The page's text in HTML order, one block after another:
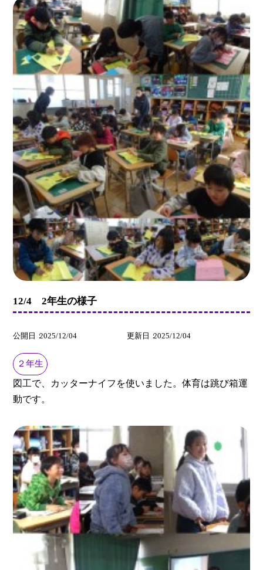
12/4 2年生の様子
公開日 2025/12/04 更新日 2025/12/04
２年生
図工で、カッターナイフを使いました。体育は跳び箱運
動です。